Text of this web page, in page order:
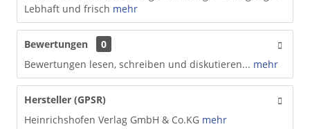
Lebhaft und frisch mehr
Bewertungen
0
Bewertungen lesen, schreiben und diskutieren... mehr
Hersteller (GPSR)
Heinrichshofen Verlag GmbH & Co.KG mehr